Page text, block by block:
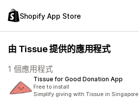
Shopify App Store
由 Tissue 提供的應用程式
1 個應用程式
Tissue for Good Donation App
Free to install
Simplify giving with Tissue in Singapore